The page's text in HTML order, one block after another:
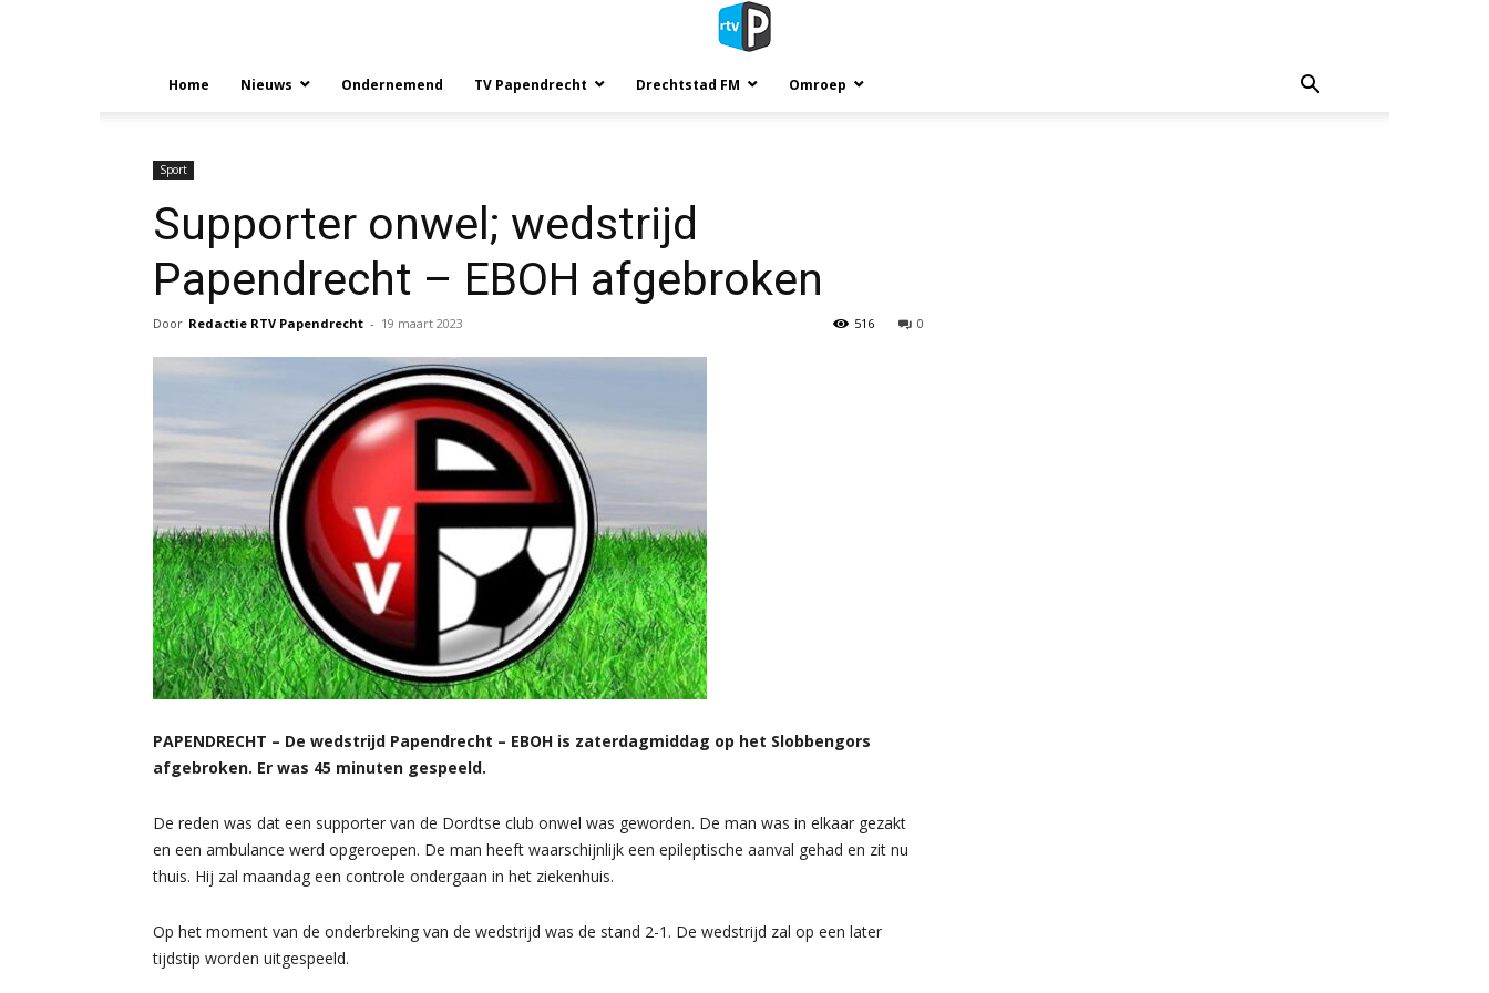
Home Nieuws Ondernemend TV Papendrecht Drechtstad FM Omroep
Sport
Supporter onwel; wedstrijd
Papendrecht – EBOH afgebroken
Door Redactie RTV Papendrecht - 19 maart 2023 0
516
PAPENDRECHT – De wedstrijd Papendrecht – EBOH is zaterdagmiddag op het Slobbengors
afgebroken. Er was 45 minuten gespeeld.
De reden was dat een supporter van de Dordtse club onwel was geworden. De man was in elkaar gezakt
en een ambulance werd opgeroepen. De man heeft waarschijnlijk een epileptische aanval gehad en zit nu
thuis. Hij zal maandag een controle ondergaan in het ziekenhuis.
Op het moment van de onderbreking van de wedstrijd was de stand 2-1. De wedstrijd zal op een later
tijdstip worden uitgespeeld.